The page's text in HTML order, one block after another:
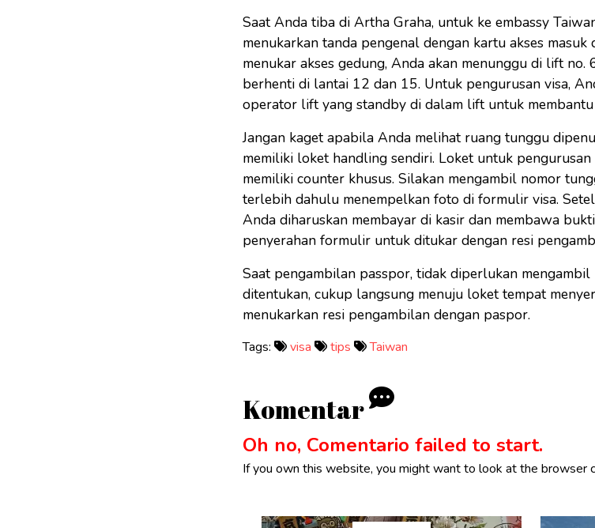
Saat Anda tiba di Artha Graha, untuk ke embassy
menukarkan tanda pengenal dengan kartu akses
menukar akses gedung, Anda akan menunggu di lift
berhenti di lantai 12 dan 15. Untuk pengurusan visa,
operator lift yang standby di dalam lift untuk membantu
Jangan kaget apabila Anda melihat ruang tunggu
memiliki loket handling sendiri. Loket untuk
memiliki counter khusus. Silakan mengambil nomor
terlebih dahulu menempelkan foto di formulir visa.
Anda diharuskan membayar di kasir dan membawa
penyerahan formulir untuk ditukar dengan resi
Saat pengambilan passpor, tidak diperlukan
ditentukan, cukup langsung menuju loket tempat
menukarkan resi pengambilan dengan paspor.
Tags: visa tips Taiwan
Komentar
Oh no, Comentario failed to start.
If you own this website, you might want to look at the browser